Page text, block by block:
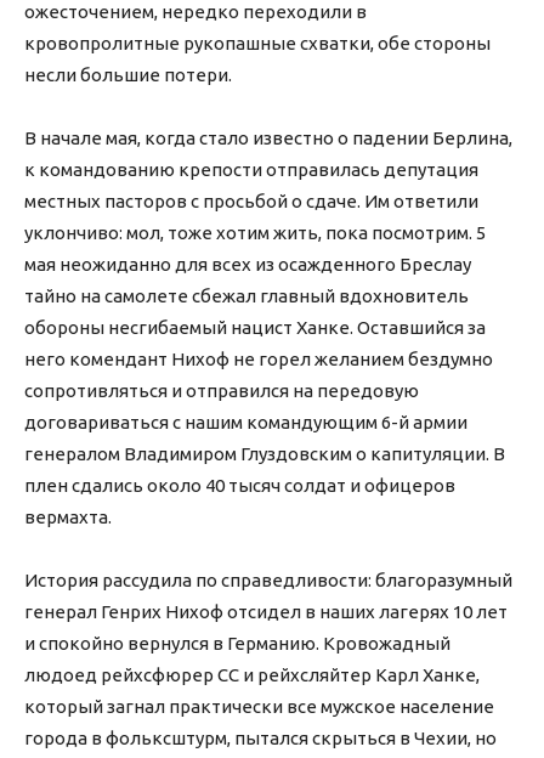
ожесточением, нередко переходили в
кровопролитные рукопашные схватки, обе стороны
несли большие потери.
В начале мая, когда стало известно о падении Берлина,
к командованию крепости отправилась депутация
местных пасторов с просьбой о сдаче. Им ответили
уклончиво: мол, тоже хотим жить, пока посмотрим. 5
мая неожиданно для всех из осажденного Бреслау
тайно на самолете сбежал главный вдохновитель
обороны несгибаемый нацист Ханке. Оставшийся за
него комендант Нихоф не горел желанием бездумно
сопротивляться и отправился на передовую
договариваться с нашим командующим 6-й армии
генералом Владимиром Глуздовским о капитуляции. В
плен сдались около 40 тысяч солдат и офицеров
вермахта.
История рассудила по справедливости: благоразумный
генерал Генрих Нихоф отсидел в наших лагерях 10 лет
и спокойно вернулся в Германию. Кровожадный
людоед рейхсфюрер СС и рейхсляйтер Карл Ханке,
который загнал практически все мужское население
города в фольксштурм, пытался скрыться в Чехии, но